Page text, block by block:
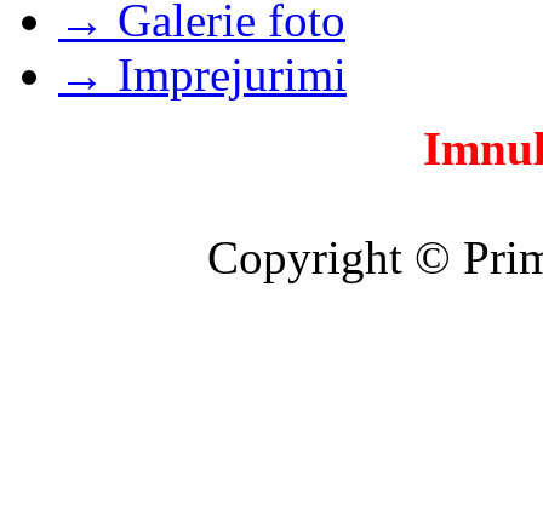
→ Galerie foto
→ Imprejurimi
Copyright ©